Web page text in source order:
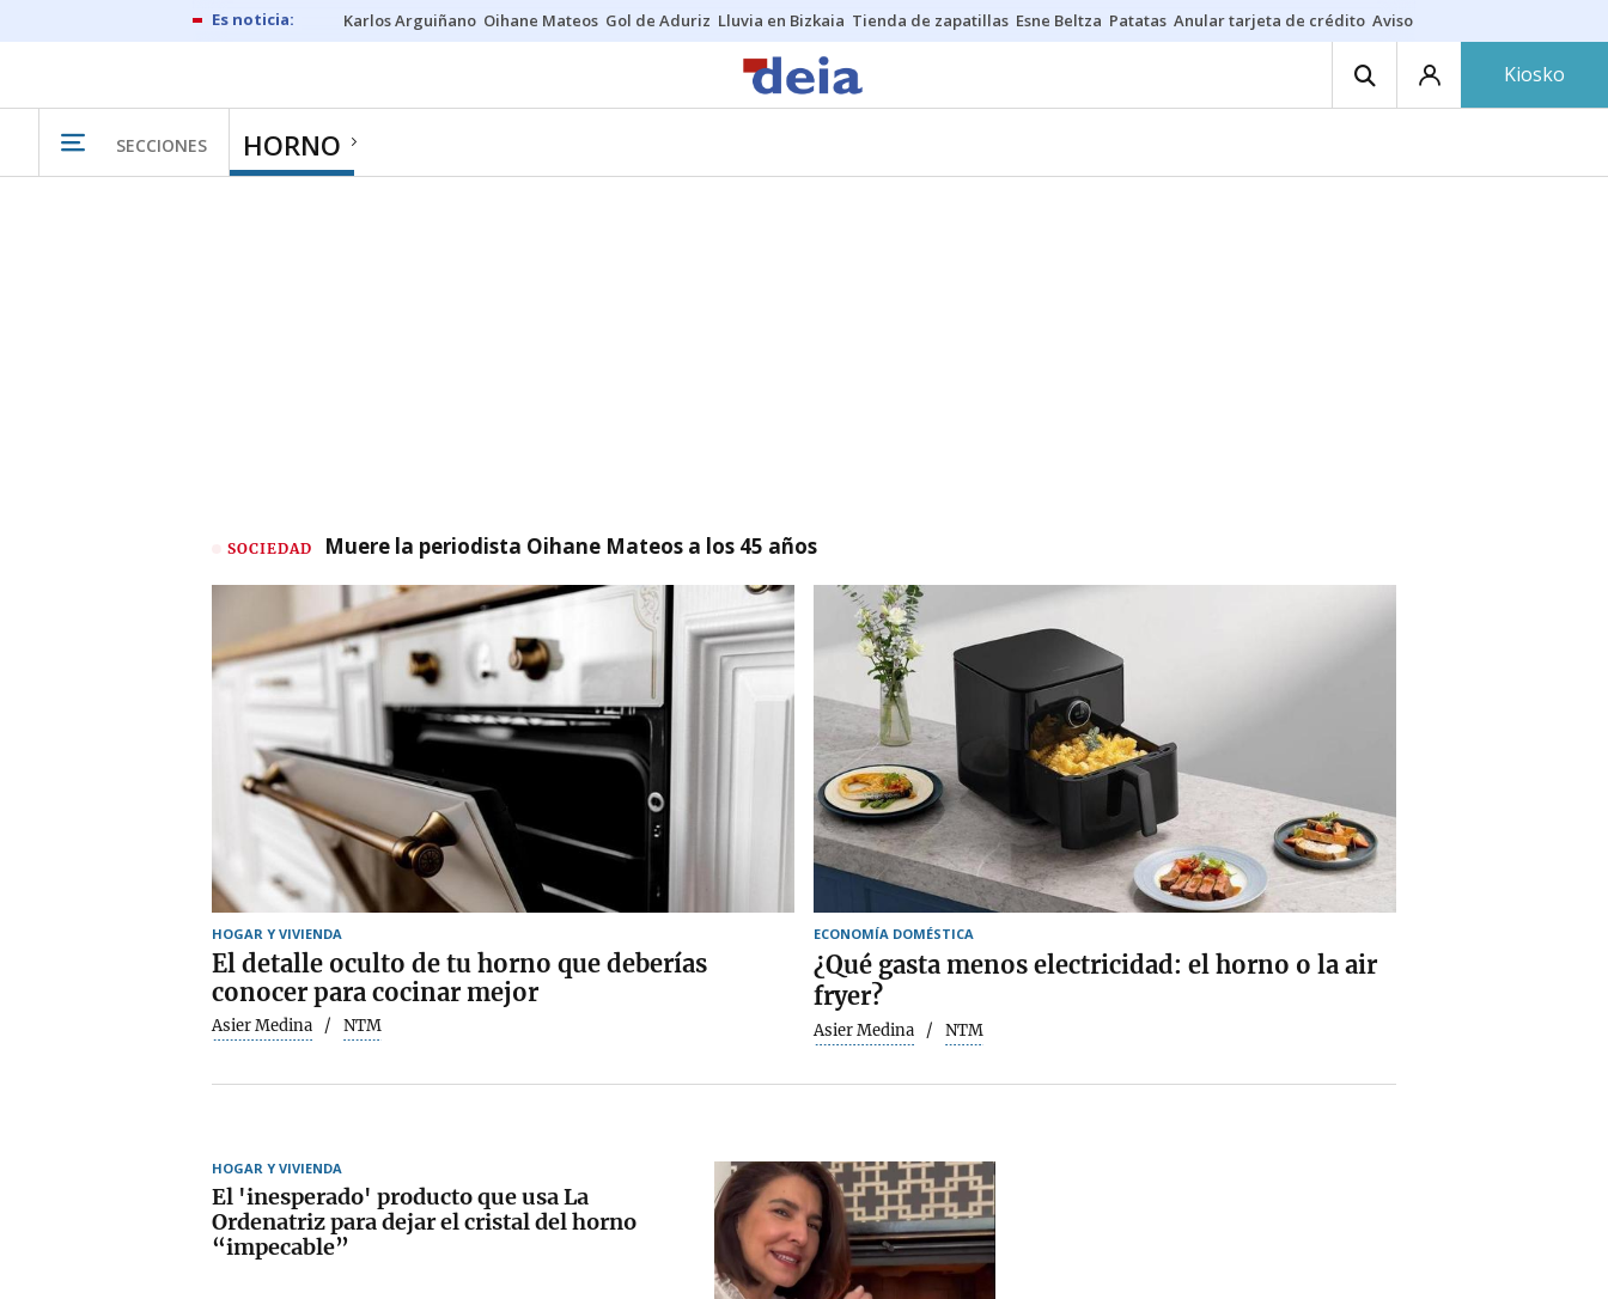
Karlos Arguiñano Oihane Mateos Gol de Aduriz Lluvia en Bizkaia Tienda de zapatillas Esne Beltza Patatas Anular tarjeta de crédito Aviso amarillo
Kiosko
SECCIONES HORNO
SOCIEDAD Muere la periodista Oihane Mateos a los 45 años
HOGAR Y VIVIENDA
El detalle oculto de tu horno que deberías
conocer para cocinar mejor
Asier Medina NTM
ECONOMÍA DOMÉSTICA
¿Qué gasta menos electricidad: el horno o la air
fryer?
Asier Medina NTM
HOGAR Y VIVIENDA
El 'inesperado' producto que usa La
Ordenatriz para dejar el cristal del horno
“impecable”